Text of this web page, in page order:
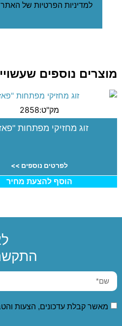
למדיניות הפרטיות של האתר
מוצרים נוספים
מק"ט:2858
זוג מחזיקי מפתחות
לפרטים נוספים >>
הוסף להצעת מחיר
מאשר קבלת עדכונים, הצעות